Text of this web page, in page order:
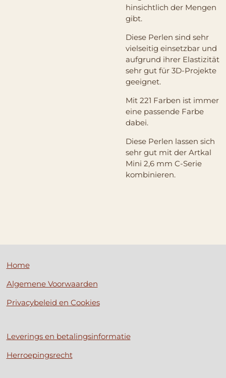
hinsichtlich der Mengen
gibt.
Diese Perlen sind sehr
vielseitig einsetzbar und
aufgrund ihrer Elastizität
sehr gut für 3D-Projekte
geeignet.
Mit 221 Farben ist immer
eine passende Farbe
dabei.
Diese Perlen lassen sich
sehr gut mit der Artkal
Mini 2,6 mm C-Serie
kombinieren.
Home
Algemene Voorwaarden
Privacybeleid en Cookies
Leverings en betalingsinformatie
Herroepingsrecht